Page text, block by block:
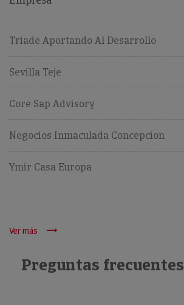
Triade Aportando Al Desarrollo
Sevilla Teje
Core Sap Advisory
Negocios Inmaculada Concepcion
Ymir Casa Europa
Ver más
Preguntas frecuentes